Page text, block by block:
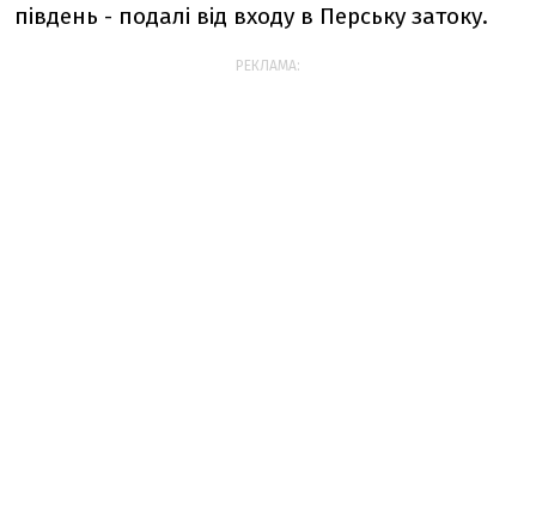
південь - подалі від входу в Перську затоку.
РЕКЛАМА: